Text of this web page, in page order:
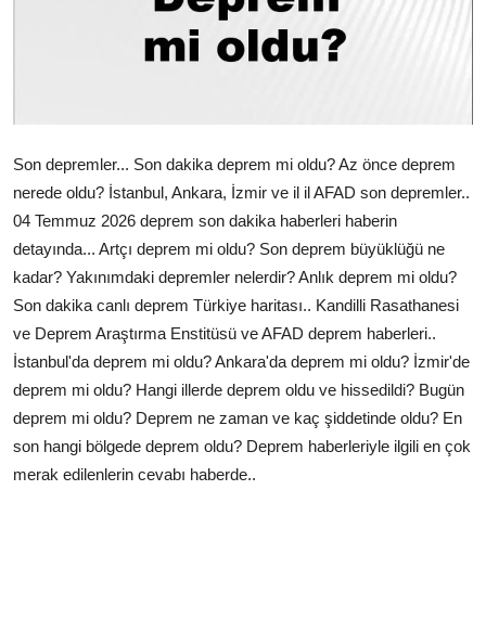
Son depremler... Son dakika deprem mi oldu? Az önce deprem
nerede oldu? İstanbul, Ankara, İzmir ve il il AFAD son depremler..
04 Temmuz 2026 deprem son dakika haberleri haberin
detayında... Artçı deprem mi oldu? Son deprem büyüklüğü ne
kadar? Yakınımdaki depremler nelerdir? Anlık deprem mi oldu?
Son dakika canlı deprem Türkiye haritası.. Kandilli Rasathanesi
ve Deprem Araştırma Enstitüsü ve AFAD deprem haberleri..
İstanbul'da deprem mi oldu? Ankara'da deprem mi oldu? İzmir'de
deprem mi oldu? Hangi illerde deprem oldu ve hissedildi? Bugün
deprem mi oldu? Deprem ne zaman ve kaç şiddetinde oldu? En
son hangi bölgede deprem oldu? Deprem haberleriyle ilgili en çok
merak edilenlerin cevabı haberde..